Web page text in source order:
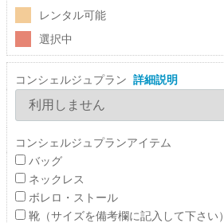
レンタル可能
選択中
コンシェルジュプラン 詳細説明
コンシェルジュプランアイテム
バッグ
ネックレス
ボレロ・ストール
靴（サイズを備考欄に記入して下さい）